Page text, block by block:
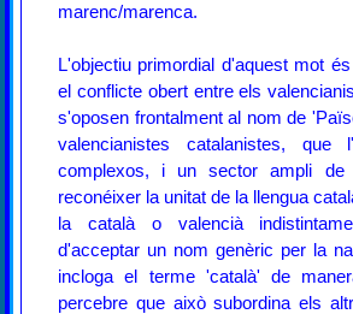
marenc/marenca.
L'objectiu primordial d'aquest mot
el conflicte obert entre els
s'oposen frontalment al nom de
valencianistes catalanistes, que
complexos, i un sector ampli
reconéixer la unitat de la llengua
la català o valencià
d'acceptar un nom genèric per la
incloga el terme 'català' de
percebre que això subordina els